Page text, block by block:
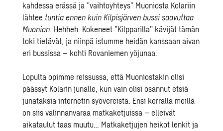
kahdessa erässä ja ”vaihtoyhteys” Muoniosta Kolariin
lähtee tuntia ennen kuin Kilpisjärven bussi saavuttaa
Muonion. Hehheh. Kokeneet ”Kilpparilla” kävijät tämän
toki tietävät, ja niinpä istumme heidän kanssaan aivan
eri bussissa – kohti Rovaniemen yöjunaa.
Lopulta opimme reissussa, että Muoniostakin olisi
päässyt Kolarin junalle, kun vain olisi osannut etsiä
junataksia internetin syövereistä. Ensi kerralla meillä
on siis valinnanvaraa matkaketjuissa – elleivät
aikataulut taas muutu… Matkaketjujen heikot lenkit ja